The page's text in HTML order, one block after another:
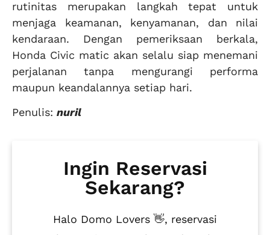
rutinitas merupakan langkah tepat untuk
menjaga keamanan, kenyamanan, dan nilai
kendaraan. Dengan pemeriksaan berkala,
Honda Civic matic akan selalu siap menemani
perjalanan tanpa mengurangi performa
maupun keandalannya setiap hari.
Penulis: nuril
Ingin Reservasi
Sekarang?
Halo Domo Lovers 👋, reservasi